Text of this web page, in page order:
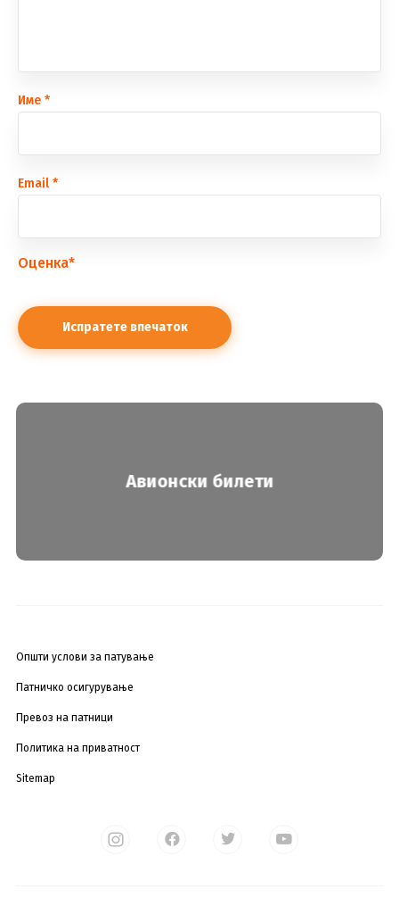
Име *
Еmail *
Оценка*
Авионски билети
Општи услови за патување
Патничко осигурување
Превоз на патници
Политика на приватност
Sitemap